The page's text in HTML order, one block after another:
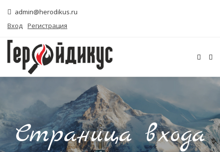
admin@herodikus.ru
Вход Регистрация
Страница входа